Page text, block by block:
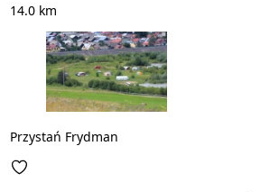
14.0 km
Przystań Frydman